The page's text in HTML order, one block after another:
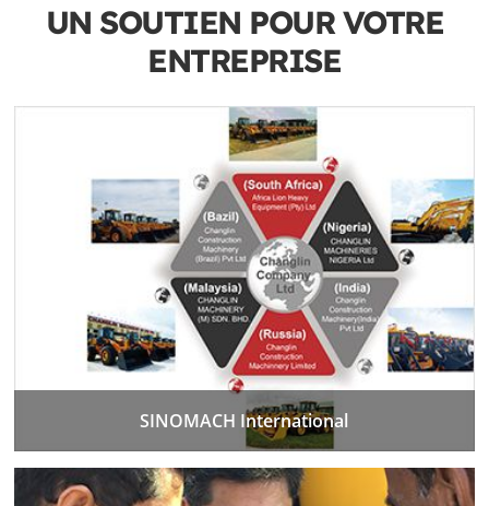
UN SOUTIEN POUR VOTRE
ENTREPRISE
SINOMACH International